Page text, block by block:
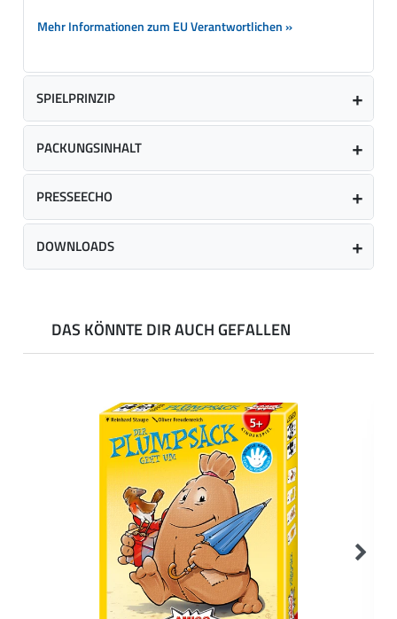
Mehr Informationen zum EU Verantwortlichen »
SPIELPRINZIP
PACKUNGSINHALT
PRESSEECHO
DOWNLOADS
DAS KÖNNTE DIR AUCH GEFALLEN